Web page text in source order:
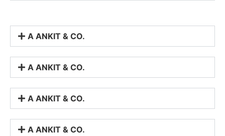
A ANKIT & CO.
A ANKIT & CO.
A ANKIT & CO.
A ANKIT & CO.